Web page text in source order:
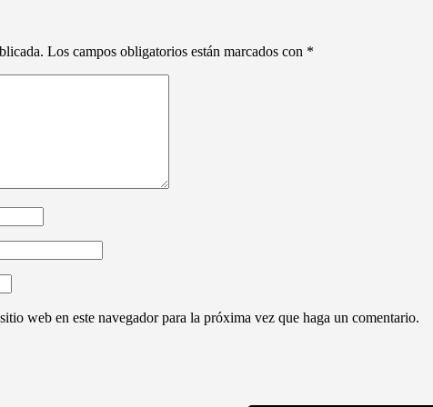
Los campos obligatorios están marcados con *
web en este navegador para la próxima vez que haga un comentario.